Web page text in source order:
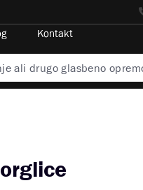
Kontakt